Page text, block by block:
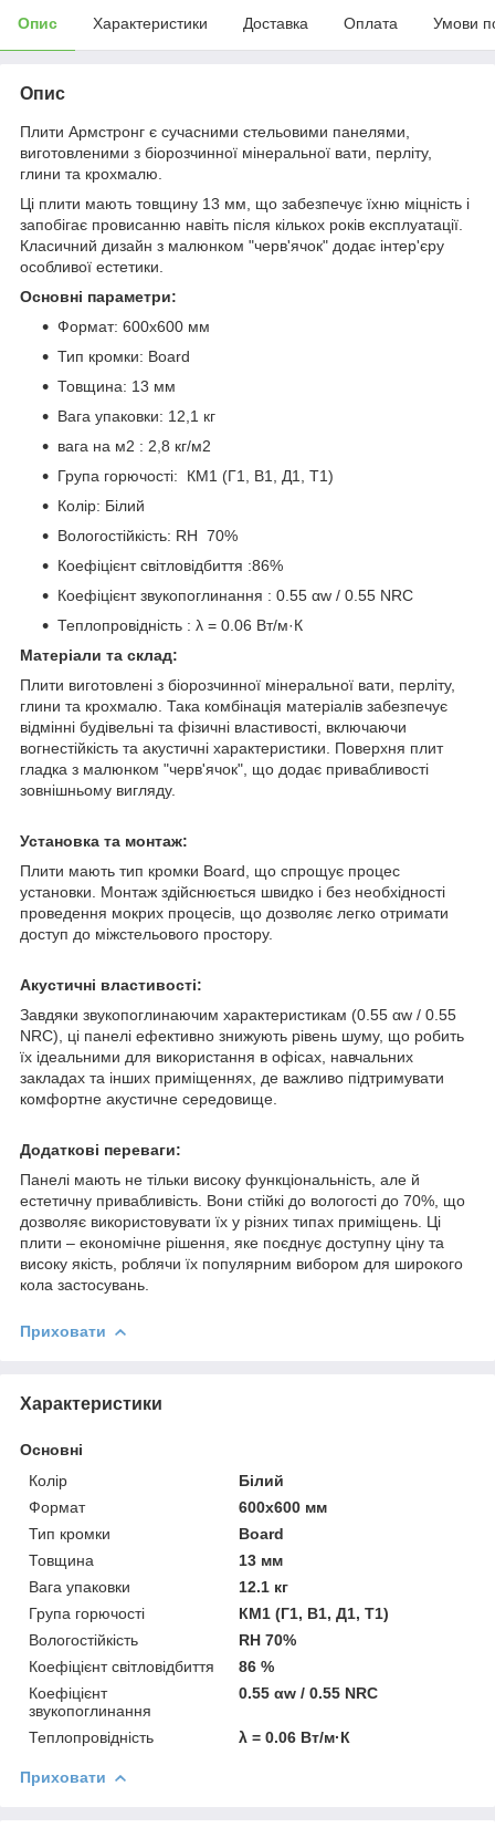
Опис Характеристики Доставка Оплата Умови
Опис
Плити Армстронг є сучасними стельовими панелями,
виготовленими з біорозчинної мінеральної вати, перліту,
глини та крохмалю.
Ці плити мають товщину 13 мм, що забезпечує їхню міцність і
запобігає провисанню навіть після кількох років експлуатації.
Класичний дизайн з малюнком "черв'ячок" додає інтер'єру
особливої естетики.
Основні параметри:
Формат: 600x600 мм
Тип кромки: Board
Товщина: 13 мм
Вага упаковки: 12,1 кг
вага на м2 : 2,8 кг/м2
Група горючості: КМ1 (Г1, В1, Д1, Т1)
Колір: Білий
Вологостійкість: RH 70%
Коефіцієнт світловідбиття :86%
Коефіцієнт звукопоглинання : 0.55 αw / 0.55 NRC
Теплопровідність : λ = 0.06 Вт/м·К
Матеріали та склад:
Плити виготовлені з біорозчинної мінеральної вати, перліту,
глини та крохмалю. Така комбінація матеріалів забезпечує
відмінні будівельні та фізичні властивості, включаючи
вогнестійкість та акустичні характеристики. Поверхня плит
гладка з малюнком "черв'ячок", що додає привабливості
зовнішньому вигляду.
Установка та монтаж:
Плити мають тип кромки Board, що спрощує процес
установки. Монтаж здійснюється швидко і без необхідності
проведення мокрих процесів, що дозволяє легко отримати
доступ до міжстельового простору.
Акустичні властивості:
Завдяки звукопоглинаючим характеристикам (0.55 αw / 0.55
NRC), ці панелі ефективно знижують рівень шуму, що робить
їх ідеальними для використання в офісах, навчальних
закладах та інших приміщеннях, де важливо підтримувати
комфортне акустичне середовище.
Додаткові переваги:
Панелі мають не тільки високу функціональність, але й
естетичну привабливість. Вони стійкі до вологості до 70%, що
дозволяє використовувати їх у різних типах приміщень. Ці
плити – економічне рішення, яке поєднує доступну ціну та
високу якість, роблячи їх популярним вибором для широкого
кола застосувань.
Приховати
Характеристики
Основні
Колір
Білий
Формат
600x600 мм
Тип кромки
Board
Товщина
13 мм
Вага упаковки
12.1 кг
Група горючості
КМ1 (Г1, В1, Д1, Т1)
Вологостійкість
RH 70%
Коефіцієнт світловідбиття
86 %
Коефіцієнт
звукопоглинання
0.55 αw / 0.55 NRC
Теплопровідність λ = 0.06 Вт/м·К
Приховати